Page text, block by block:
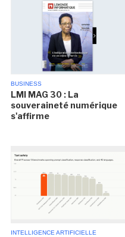
BUSINESS
LMI MAG 30 : La
souveraineté numérique
s'affirme
INTELLIGENCE ARTIFICIELLE